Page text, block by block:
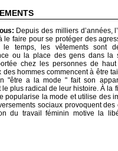
Depuis des milliers d’années,
le faire pour se protéger des
le temps, les vêtements sont
ou la place des gens dans
chez les personnes de
des hommes commencent à être
"être a la mode " fait son
le plus radical de leur histoire. À la
popularise la mode et utilise des
sociaux provoquent
du travail féminin motive la